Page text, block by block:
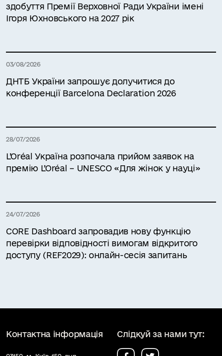
здобуття Премії Верховної Ради України імені
Ігоря Юхновського на 2027 рік
03/08/2026
ДНТБ України запрошує долучитися до
конференції Barcelona Declaration 2026
28/07/2026
L’Oréal Україна розпочала прийом заявок на
премію L’Oréal – UNESCO «Для жінок у науці»
24/07/2026
CORE Dashboard запровадив нову функцію
перевірки відповідності вимогам відкритого
доступу (REF2029): онлайн-сесія запитань
Контактна інформація Слідкуй за нами тут: